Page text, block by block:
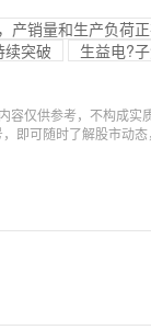
产销量和生产负荷
续突破
生益电?
容仅供参考，不构成实
即可随时了解股市动